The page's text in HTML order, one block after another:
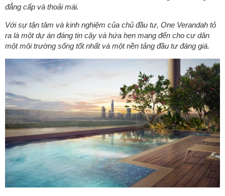
đẳng cấp và thoải mái.
Với sự tận tâm và kinh nghiệm của chủ đầu tư, One Verandah tỏ
ra là một dự án đáng tin cậy và hứa hẹn mang đến cho cư dân
một môi trường sống tốt nhất và một nền tảng đầu tư đáng giá.